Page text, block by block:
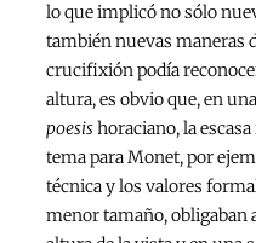
lo que implicó no sólo
también nuevas maneras
crucifixión podía
altura, es obvio que, en
poesishoraciano, la
tema para Monet, por
técnica y los valores
menor tamaño, obligaban